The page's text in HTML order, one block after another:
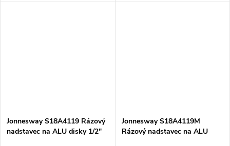
Jonnesway S18A4119 Rázový
nadstavec na ALU disky 1/2"
Jonnesway S18A4119M
Rázový nadstavec na ALU